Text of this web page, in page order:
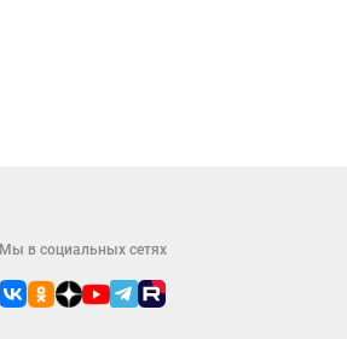
Мы в социальных сетях